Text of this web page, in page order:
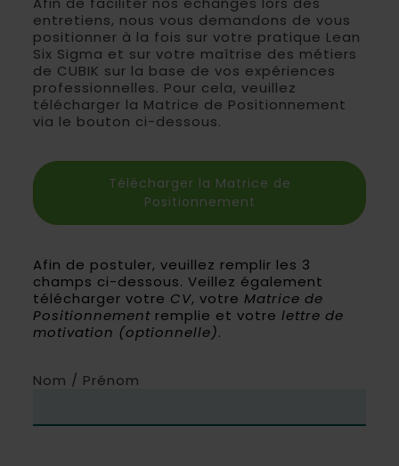
entretiens, nous vous demandons de vous
positionner à la fois sur votre pratique Lean
Six Sigma et sur votre maîtrise des métiers
de CUBIK sur la base de vos expériences
professionnelles. Pour cela, veuillez
télécharger la Matrice de Positionnement
via le bouton ci-dessous.
Télécharger la Matrice de
Positionnement
Afin de postuler, veuillez remplir les 3
champs ci-dessous. Veillez également
télécharger votre CV, votre Matrice de
Positionnementremplie et votre lettre de
motivation (optionnelle).
Nom / Prénom